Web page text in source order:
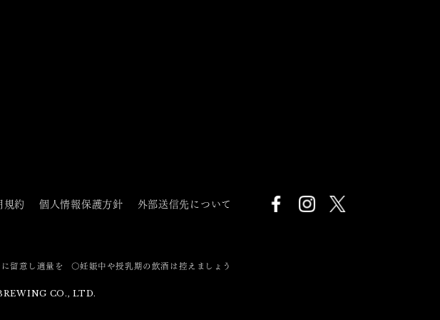
規約 個人情報保護方針 外部送信先について
留意し適量を 〇妊娠中や授乳期の飲酒は控えましょう
CO., LTD.